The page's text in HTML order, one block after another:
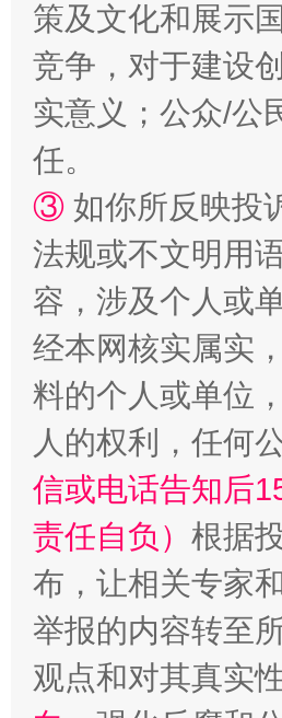
扯下公款旅游的“隐身衣”
策及文化和展示
竞争，对于建设
实意义；公众/公
任。
③ 如你所反映投
法规或不文明用
容，涉及个人或
经本网核实属实
料的个人或单位
人的权利，任何
信或电话告知后
责任自负） 根据
布，让相关专家
举报的内容转至
观点和对其真实